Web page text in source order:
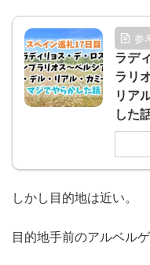
参
ラデ
ラリ
リア
した
しかし目的地は近い。
目的地手前のアルベル